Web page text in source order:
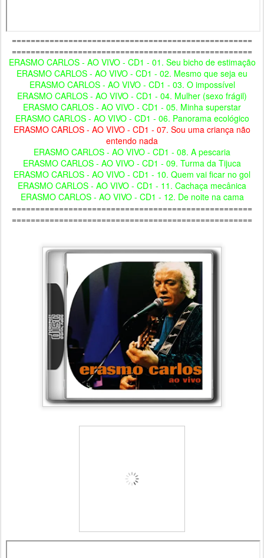
===================================================
===================================================
ERASMO CARLOS - AO VIVO - CD1 - 01. Seu bicho de estimação
ERASMO CARLOS - AO VIVO - CD1 - 02. Mesmo que seja eu
ERASMO CARLOS - AO VIVO - CD1 - 03. O impossível
ERASMO CARLOS - AO VIVO - CD1 - 04. Mulher (sexo frágil)
ERASMO CARLOS - AO VIVO - CD1 - 05. Minha superstar
ERASMO CARLOS - AO VIVO - CD1 - 06. Panorama ecológico
ERASMO CARLOS - AO VIVO - CD1 - 07. Sou uma criança não
entendo nada
ERASMO CARLOS - AO VIVO - CD1 - 08. A pescaria
ERASMO CARLOS - AO VIVO - CD1 - 09. Turma da Tijuca
ERASMO CARLOS - AO VIVO - CD1 - 10. Quem vai ficar no gol
ERASMO CARLOS - AO VIVO - CD1 - 11. Cachaça mecânica
ERASMO CARLOS - AO VIVO - CD1 - 12. De noite na cama
===================================================
===================================================